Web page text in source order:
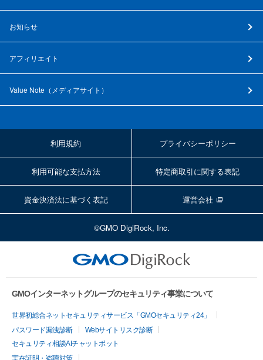
お知らせ
アフィリエイト
Value Note（ メディアサイト ）
利用規約 プライバシーポリシー
利用可能な支払方法 特定商取引に関する表記
資金決済法に基づく表記 運営会社
©GMO DigiRock, Inc.
GMOインターネットグループのセキュリティ事業について
世界初総合ネットセキュリティサービス「GMOセキュリティ24」
パスワード漏洩診断
Webサイトリスク診断
セキュリティ相談AIチャットボット
実在証明・盗聴対策